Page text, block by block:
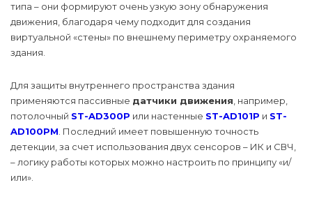
типа – они формируют очень узкую зону обнаружения
движения, благодаря чему подходит для создания
виртуальной «стены» по внешнему периметру охраняемого
здания.
Для защиты внутреннего пространства здания
применяются пассивные датчики движения , например,
потолочный ST-AD300P или настенные ST-AD101P и ST-
AD100PM . Последний имеет повышенную точность
детекции, за счет использования двух сенсоров – ИК и СВЧ,
– логику работы которых можно настроить по принципу «и/
или».